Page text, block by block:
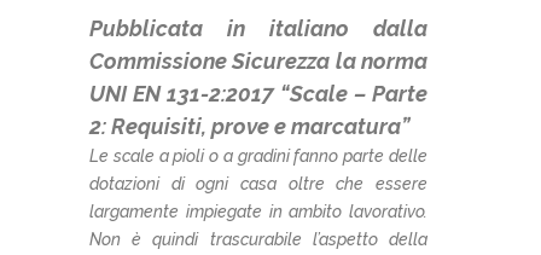
Pubblicata in italiano dalla
Commissione Sicurezza la norma
UNI EN 131-2:2017 “Scale – Parte
2: Requisiti, prove e marcatura”
Le scale a pioli o a gradini fanno parte delle
dotazioni di ogni casa oltre che essere
largamente impiegate in ambito lavorativo.
Non è quindi trascurabile l’aspetto della